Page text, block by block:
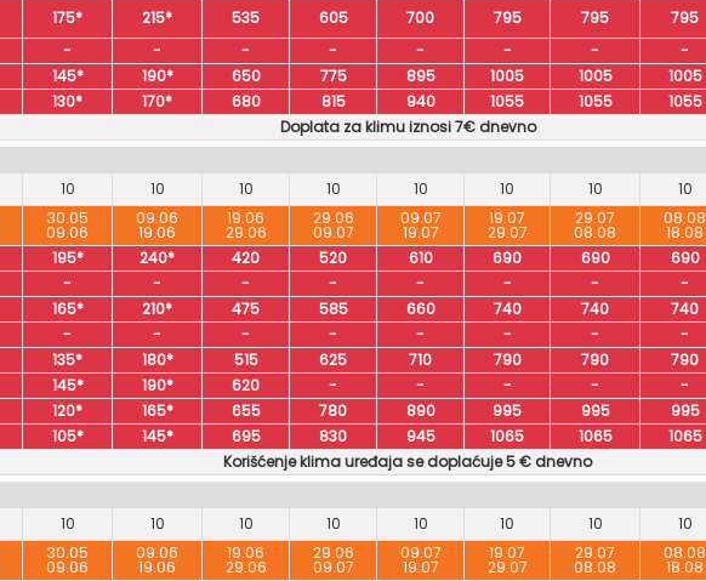
175* 215* 535 605 700 795 795 795
- - - - - - - -
145* 190* 650 775 895 1005 1005 1005
130* 170* 680 815 940 1055 1055 1055
Doplata za klimu iznosi 7€ dnevno
10 10 10 10 10 10 10 10
30.05
09.06
09.06
19.06
19.06
29.06
29.06
09.07
09.07
19.07
19.07
29.07
29.07
08.08
08.08
18.08
195* 240* 420 520 610 690 690 690
- - - - - - - -
165* 210* 475 585 660 740 740 740
- - - - - - - -
135* 180* 515 625 710 790 790 790
145* 190* 620 - - - - -
120* 165* 655 780 890 995 995 995
105* 145* 695 830 945 1065 1065 1065
Korišćenje klima uređaja se doplaćuje 5 € dnevno
10 10 10 10 10 10 10 10
30.05
09.06
09.06
19.06
19.06
29.06
29.06
09.07
09.07
19.07
19.07
29.07
29.07
08.08
08.08
18.08